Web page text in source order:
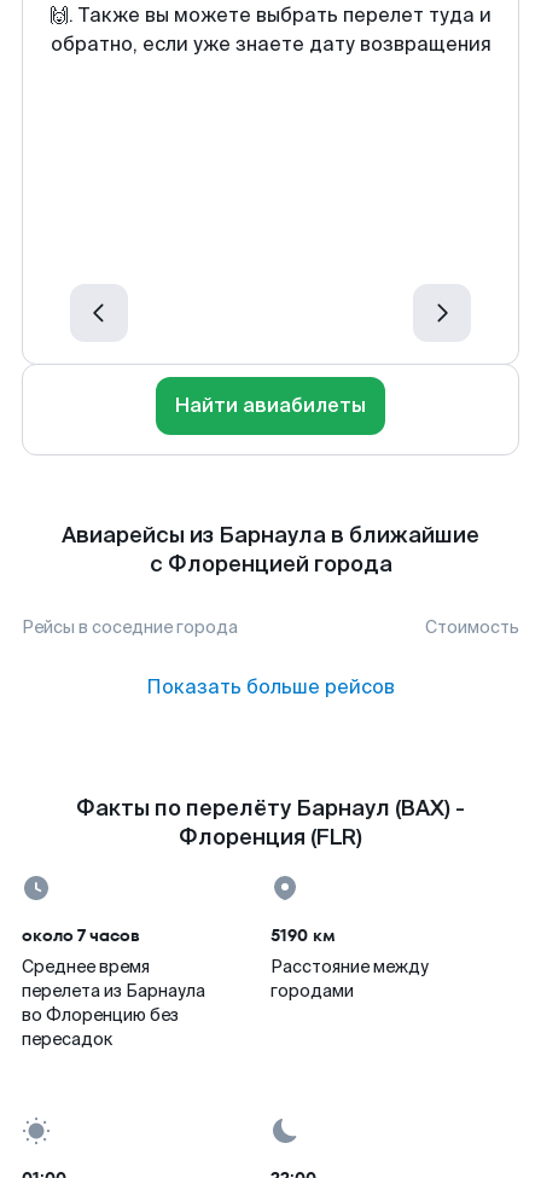
🙌. Также вы можете выбрать перелет туда и
обратно, если уже знаете дату возвращения
Найти авиабилеты
Авиарейсы из Барнаула в ближайшие
с Флоренцией города
Рейсы в соседние города Стоимость
Показать больше рейсов
Факты по перелёту Барнаул (BAX) -
Флоренция (FLR)
около 7 часов
Среднее время
перелета из Барнаула
во Флоренцию без
пересадок
5190 км
Расстояние между
городами